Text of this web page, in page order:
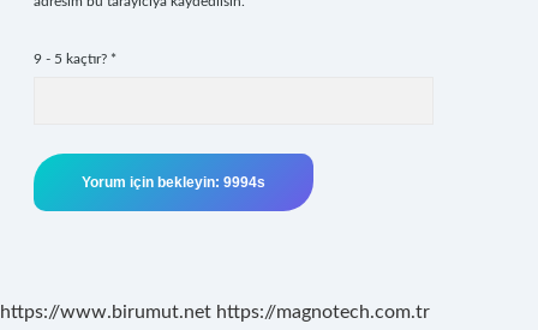
9 - 5 kaçtır? *
https://www.birumut.net https://magnotech.com.tr